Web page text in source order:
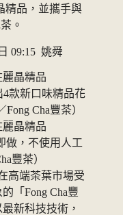
精品，並攜手與
。
09:15 姚舜
4款新口味精品花
Cha豐茶）
做，不使用人工
豐茶）
高端茶葉市場受
「Fong Cha豐
新科技技術，